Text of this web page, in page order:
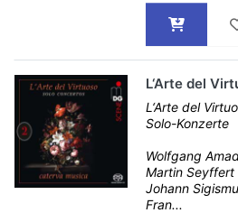
L‘Arte del
L‘Arte del
Solo-Konzerte
Wolfgang
Martin Seyffert
Johann
Fran...